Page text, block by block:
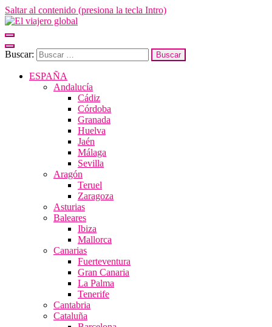
Saltar al contenido (presiona la tecla Intro)
forma sensorial, desde su música hasta su arquitectura o sus sabores
Buscar:
ESPAÑA
Andalucía
Cádiz
Córdoba
Granada
Huelva
Jaén
Málaga
Sevilla
Aragón
Teruel
Zaragoza
Asturias
Baleares
Ibiza
Mallorca
Canarias
Fuerteventura
Gran Canaria
La Palma
Tenerife
Cantabria
Cataluña